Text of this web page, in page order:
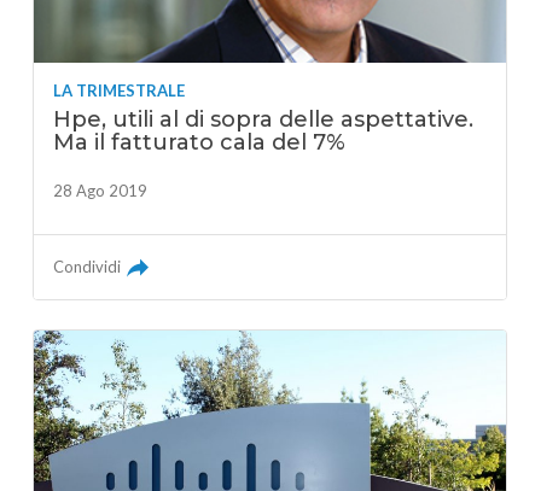
LA TRIMESTRALE
Hpe, utili al di sopra delle aspettative.
Ma il fatturato cala del 7%
28 Ago 2019
Condividi